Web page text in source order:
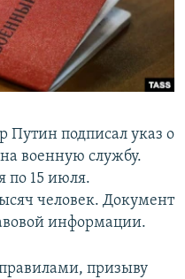
Путин подписал указ о
военную службу.
по 15 июля.
человек. Документ
информации.
призыву